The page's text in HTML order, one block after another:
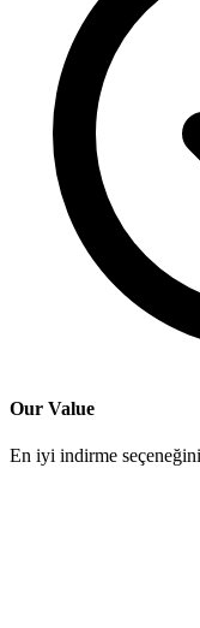
Our Value
En iyi indirme